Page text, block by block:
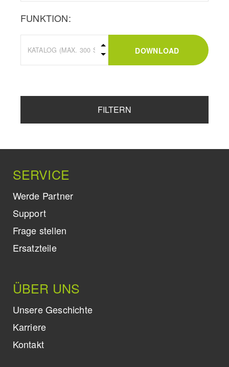
FUNKTION:
DOWNLOAD
FILTERN
SERVICE
Werde Partner
Support
Frage stellen
Ersatzteile
ÜBER UNS
Unsere Geschichte
Karriere
Kontakt